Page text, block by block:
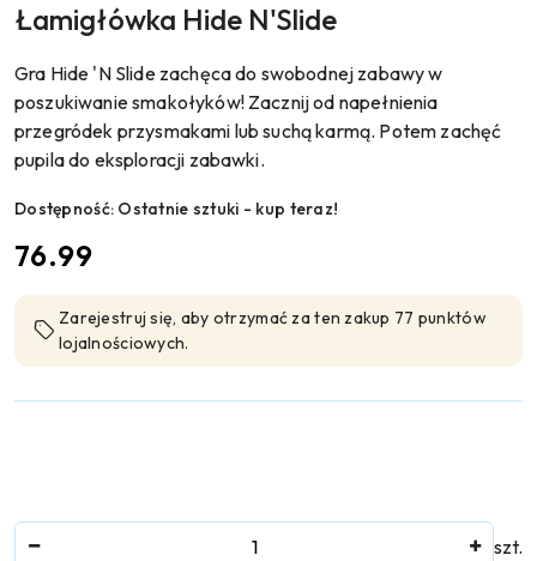
Łamigłówka Hide N'Slide
Gra Hide 'N Slide zachęca do swobodnej zabawy w
poszukiwanie smakołyków! Zacznij od napełnienia
przegródek przysmakami lub suchą karmą. Potem zachęć
pupila do eksploracji zabawki.
Dostępność: Ostatnie sztuki - kup teraz!
cena:
76.99
Zarejestruj się, aby otrzymać za ten zakup 77 punktów
lojalnościowych.
szt.